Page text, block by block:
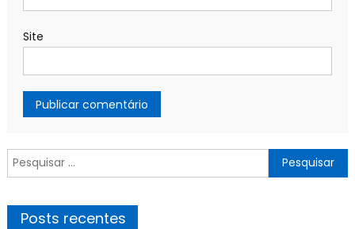
Site
Pesquisar
por:
Posts recentes